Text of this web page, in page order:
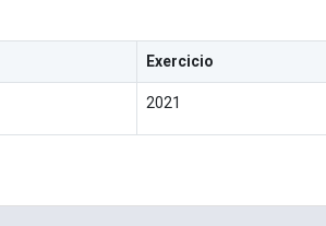
Exercicio
2021